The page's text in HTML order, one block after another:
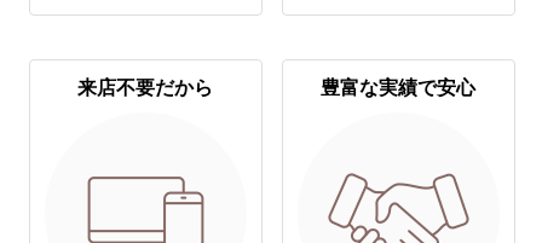
来店不要だから 豊富な実績で安心